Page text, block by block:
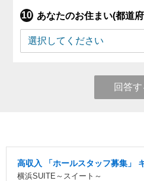
あなたのお住まい(都道
回答す
高収入 「ホールスタッフ募集」
横浜SUITE～スイート～